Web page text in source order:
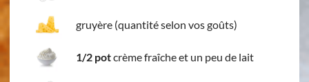
gruyère (quantité selon vos goûts)
1/2 potcrème fraîche et un peu de lait